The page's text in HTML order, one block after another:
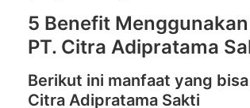
5 Benefit
PT. Citra Adipratama
Berikut ini manfaat yang
Citra Adipratama Sakti